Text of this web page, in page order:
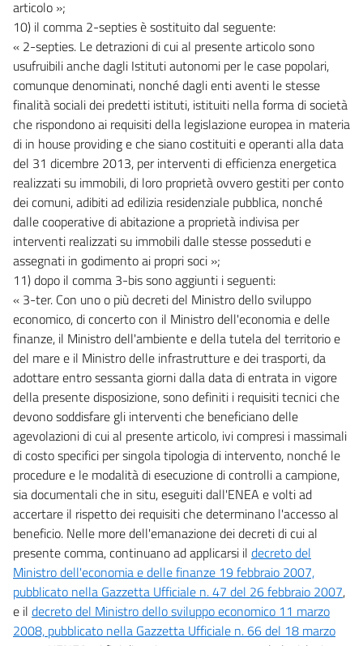
articolo »;
10) il comma 2-septies è sostituito dal seguente:
« 2-septies. Le detrazioni di cui al presente articolo sono
usufruibili anche dagli Istituti autonomi per le case popolari,
comunque denominati, nonché dagli enti aventi le stesse
finalità sociali dei predetti istituti, istituiti nella forma di società
che rispondono ai requisiti della legislazione europea in materia
di in house providing e che siano costituiti e operanti alla data
del 31 dicembre 2013, per interventi di efficienza energetica
realizzati su immobili, di loro proprietà ovvero gestiti per conto
dei comuni, adibiti ad edilizia residenziale pubblica, nonché
dalle cooperative di abitazione a proprietà indivisa per
interventi realizzati su immobili dalle stesse posseduti e
assegnati in godimento ai propri soci »;
11) dopo il comma 3-bis sono aggiunti i seguenti:
« 3-ter. Con uno o più decreti del Ministro dello sviluppo
economico, di concerto con il Ministro dell'economia e delle
finanze, il Ministro dell'ambiente e della tutela del territorio e
del mare e il Ministro delle infrastrutture e dei trasporti, da
adottare entro sessanta giorni dalla data di entrata in vigore
della presente disposizione, sono definiti i requisiti tecnici che
devono soddisfare gli interventi che beneficiano delle
agevolazioni di cui al presente articolo, ivi compresi i massimali
di costo specifici per singola tipologia di intervento, nonché le
procedure e le modalità di esecuzione di controlli a campione,
sia documentali che in situ, eseguiti dall'ENEA e volti ad
accertare il rispetto dei requisiti che determinano l'accesso al
beneficio. Nelle more dell'emanazione dei decreti di cui al
presente comma, continuano ad applicarsi il decreto del
Ministro dell'economia e delle finanze 19 febbraio 2007,
pubblicato nella Gazzetta Ufficiale n. 47 del 26 febbraio 2007,
e il decreto del Ministro dello sviluppo economico 11 marzo
2008, pubblicato nella Gazzetta Ufficiale n. 66 del 18 marzo